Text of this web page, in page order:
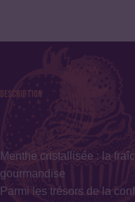
Description
Menthe cristallisée : la
gourmandise
Parmi les trésors de la